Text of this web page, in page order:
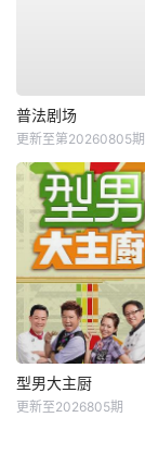
普法剧场
更新至第20260805期
型男大主厨
更新至2026805期